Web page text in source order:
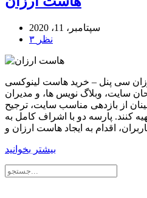
سپتامبر، 11، 2020
۳ نظر
سی پنل – خرید هاست لینوکسی
سایت، وبلاگ نویس ها، و مدیران
از بازدهی مناسب سایت، ترجیح
کنند. پارسه دو با اشراف کامل به
بیشتر بخوانید